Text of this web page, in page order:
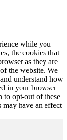
while you
the cookies that
as they are
the website. We
understand how
in your browser
to opt-out of these
may have an effect